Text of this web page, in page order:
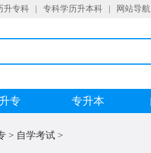
升专科 专科学历升本科 网站导航
专 专升本
> 自学考试 >